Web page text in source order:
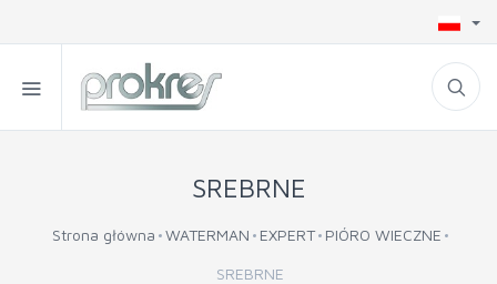
SREBRNE
Strona główna WATERMAN EXPERT PIÓRO WIECZNE
SREBRNE